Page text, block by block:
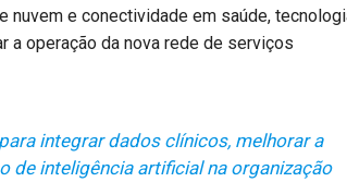
e conectividade em saúde,
a operação da nova rede de serviços
integrar dados clínicos, melhorar a
de inteligência artificial na organização